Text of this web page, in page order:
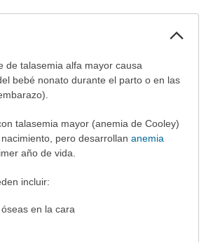
de talasemia alfa mayor causa
bebé nonato durante el parto o en las
talasemia mayor (anemia de Cooley)
pero desarrollan anemia
año de vida.
incluir:
en la cara